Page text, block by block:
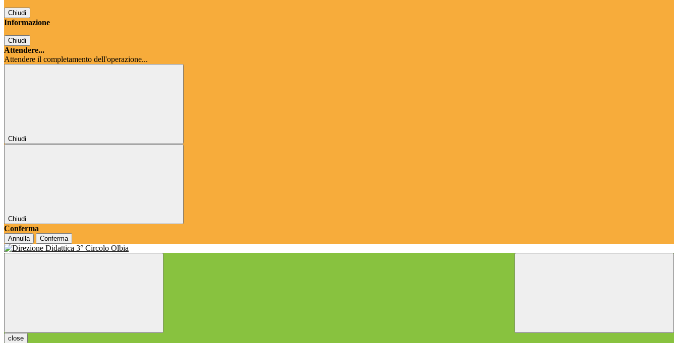
Chiudi
Informazione
Chiudi
Attendere...
Attendere il completamento dell'operazione...
Chiudi
Chiudi
Conferma
Annulla Conferma
close